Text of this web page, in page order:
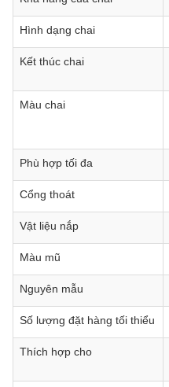
Hình dạng chai
Kết thúc chai
Màu chai
Phù hợp tối đa
Cổng thoát
Vật liệu nắp
Màu mũ
Nguyên mẫu
Số lượng đặt hàng tối thiểu
Thích hợp cho